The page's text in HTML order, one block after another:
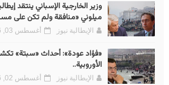
وزير الخارجية الإسباني ينتقد
ميلوني «منافقة ولم تكن على
الإيطالية نيوز أغسطس 03, 2026
«فؤاد عودة»: أحداث «سبتة»
الأوروبية..
الإيطالية نيوز أغسطس 02, 2026